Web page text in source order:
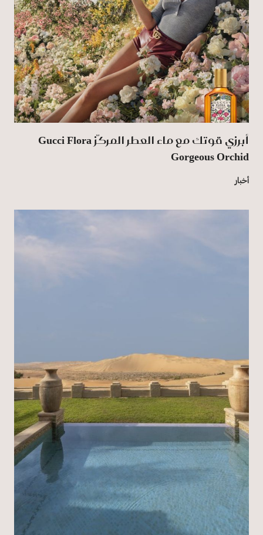
أبرزي قوتك مع ماء العطر المركّز Gucci Flora
Gorgeous Orchid
أخبار